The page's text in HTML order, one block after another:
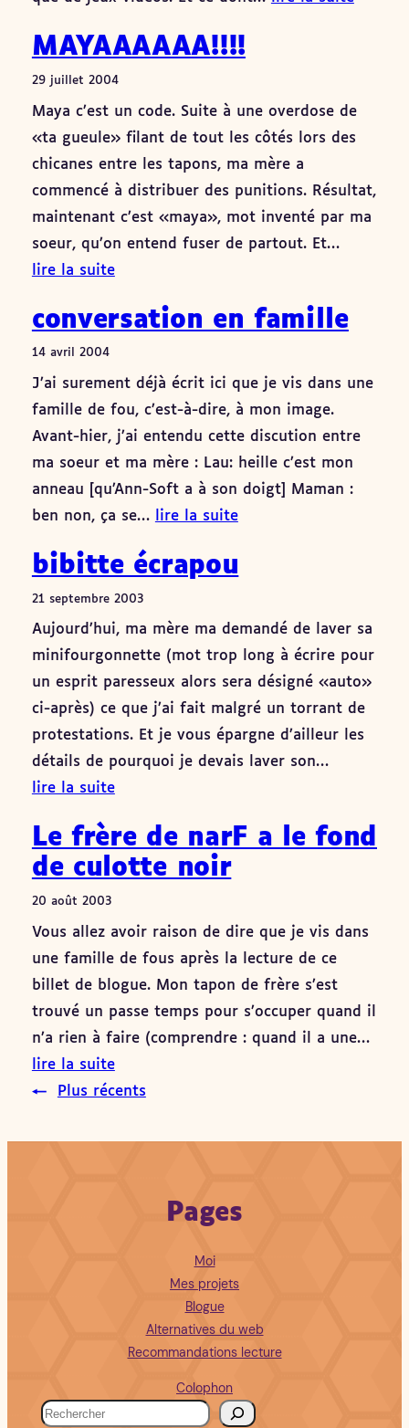
MAYAAAAAA!!!!
29 juillet 2004
Maya c’est un code. Suite à une overdose de
«ta gueule» filant de tout les côtés lors des
chicanes entre les tapons, ma mère a
commencé à distribuer des punitions. Résultat,
maintenant c’est «maya», mot inventé par ma
soeur, qu’on entend fuser de partout. Et…
lire la suite
conversation en famille
14 avril 2004
J’ai surement déjà écrit ici que je vis dans une
famille de fou, c’est-à-dire, à mon image.
Avant-hier, j’ai entendu cette discution entre
ma soeur et ma mère : Lau: heille c’est mon
anneau [qu’Ann-Soft a à son doigt] Maman :
ben non, ça se…
lire la suite
bibitte écrapou
21 septembre 2003
Aujourd’hui, ma mère ma demandé de laver sa
minifourgonnette (mot trop long à écrire pour
un esprit paresseux alors sera désigné «auto»
ci-après) ce que j’ai fait malgré un torrant de
protestations. Et je vous épargne d’ailleur les
détails de pourquoi je devais laver son…
lire la suite
Le frère de narF a le fond
de culotte noir
20 août 2003
Vous allez avoir raison de dire que je vis dans
une famille de fous après la lecture de ce
billet de blogue. Mon tapon de frère s’est
trouvé un passe temps pour s’occuper quand il
n’a rien à faire (comprendre : quand il a une…
lire la suite
←
Plus récents
Pages
Moi
Mes projets
Blogue
Alternatives du web
Recommandations lecture
Colophon
R